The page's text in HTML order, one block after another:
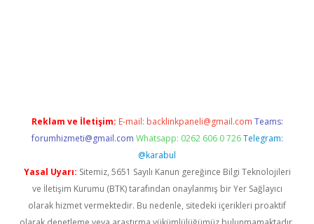
Reklam ve İletişim: E-mail: backlinkpaneli@gmail.com Teams:
forumhizmeti@gmail.com Whatsapp: 0262 606 0 726 Telegram:
@karabul
Yasal Uyarı: Sitemiz, 5651 Sayılı Kanun gereğince Bilgi Teknolojileri
ve İletişim Kurumu (BTK) tarafından onaylanmış bir Yer Sağlayıcı
olarak hizmet vermektedir. Bu nedenle, sitedeki içerikleri proaktif